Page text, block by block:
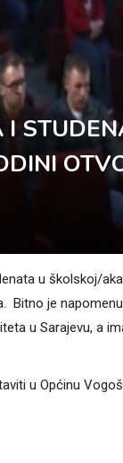
I
u školskoj/
Bitno je
u Sarajevu, a
u Općinu